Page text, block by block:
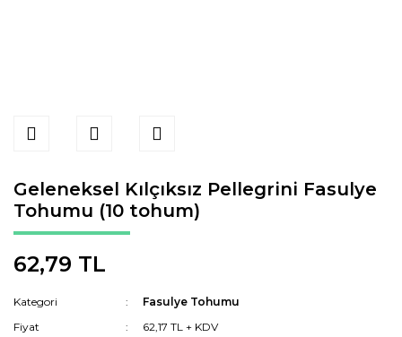
Geleneksel Kılçıksız Pellegrini Fasulye
Tohumu (10 tohum)
62,79 TL
Kategori
Fasulye Tohumu
Fiyat
62,17 TL + KDV